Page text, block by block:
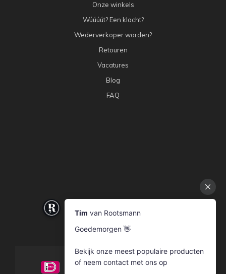
Onze winkels
Wúúúút? Een klacht?
Wederverkoper worden?
Retouren
Vacatures
Blog
FAQ